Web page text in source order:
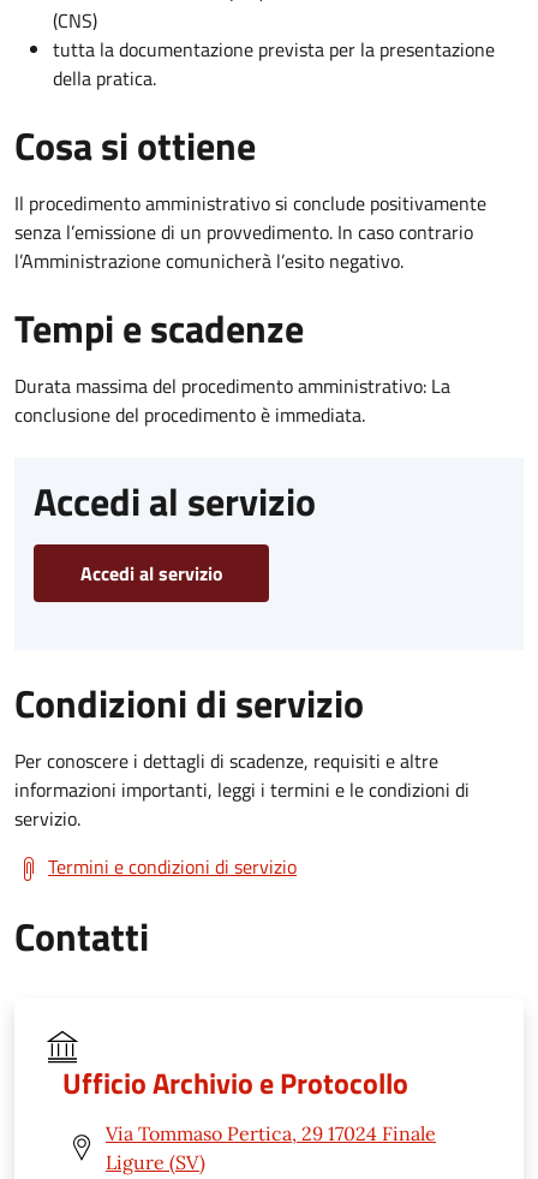
(CNS)
tutta la documentazione prevista per la presentazione
della pratica.
Cosa si ottiene
Il procedimento amministrativo si conclude positivamente
senza l’emissione di un provvedimento. In caso contrario
l’Amministrazione comunicherà l’esito negativo.
Tempi e scadenze
Durata massima del procedimento amministrativo: La
conclusione del procedimento è immediata.
Accedi al servizio
Accedi al servizio
Condizioni di servizio
Per conoscere i dettagli di scadenze, requisiti e altre
informazioni importanti, leggi i termini e le condizioni di
servizio.
Termini e condizioni di servizio
Contatti
Ufficio Archivio e Protocollo
Via Tommaso Pertica, 29 17024 Finale
Ligure (SV)